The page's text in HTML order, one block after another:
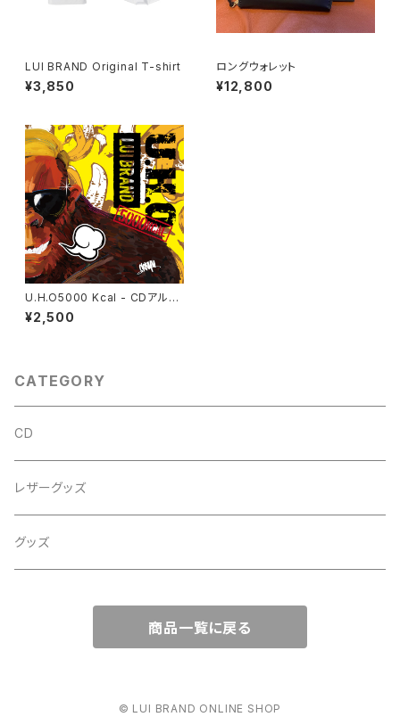
LUI BRAND Original T-shirt
¥3,850
ロングウォレット
¥12,800
U.H.O5000 Kcal - CDアルバ
ム -
¥2,500
CATEGORY
CD
レザーグッズ
グッズ
商品一覧に戻る
© LUI BRAND ONLINE SHOP